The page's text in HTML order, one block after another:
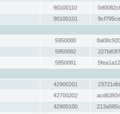
90100110
90100101
5950080
5950082
5950081
42900201
42700202
42900100